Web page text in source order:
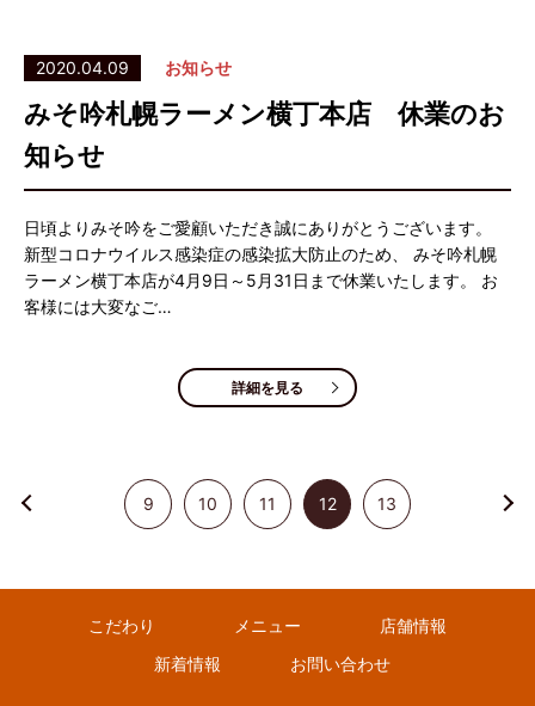
2020.04.09 お知らせ
みそ吟札幌ラーメン横丁本店 休業のお
知らせ
日頃よりみそ吟をご愛顧いただき誠にありがとうございます。
新型コロナウイルス感染症の感染拡大防止のため、 みそ吟札幌
ラーメン横丁本店が4月9日～5月31日まで休業いたします。 お
客様には大変なご…
詳細を見る
9 10 11 12 13
こだわり メニュー
店舗情報
新着情報
お問い合わせ